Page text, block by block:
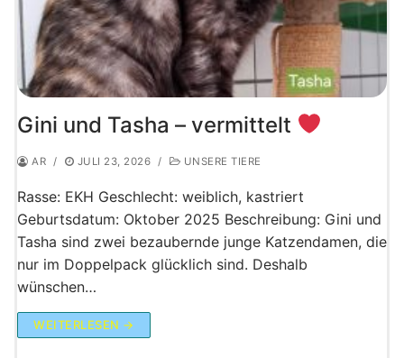
Gini und Tasha – vermittelt
AR / JULI 23, 2026 / UNSERE TIERE
Rasse: EKH Geschlecht: weiblich, kastriert
Geburtsdatum: Oktober 2025 Beschreibung: Gini und
Tasha sind zwei bezaubernde junge Katzendamen, die
nur im Doppelpack glücklich sind. Deshalb
wünschen…
WEITERLESEN →